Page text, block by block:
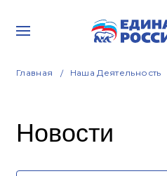
Главная Наша Деятельность
Новости